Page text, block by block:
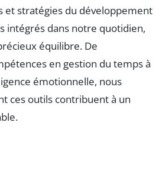
et stratégies du développement
intégrés dans notre quotidien,
équilibre. De
en gestion du temps à
émotionnelle, nous
ces outils contribuent à un